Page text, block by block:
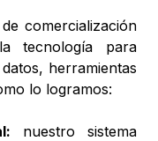
comercialización
tecnología para
herramientas
lo logramos:
nuestro sistema